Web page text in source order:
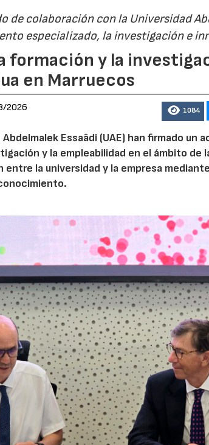
de colaboración con la Universidad
especializado, la investigación e
formación y la
en Marruecos
2026 1084
Essaâdi (UAE) han firmado un
y la empleabilidad en el ámbito de
entre la universidad y la empresa